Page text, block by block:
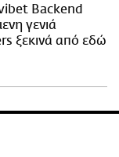
Backend
γενιά
ξεκινά από εδώ